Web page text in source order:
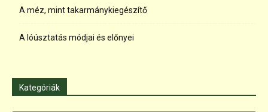
A méz, mint takarmánykiegészítő
A lóúsztatás módjai és előnyei
Kategóriák